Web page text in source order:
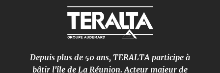
Depuis plus de 50 ans, TERALTA participe à
bâtir l'île de La Réunion. Acteur majeur de